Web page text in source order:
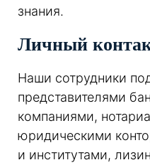
знания.
Личный
Наши сотрудники
представителями
компаниями,
юридическими
и институтами,